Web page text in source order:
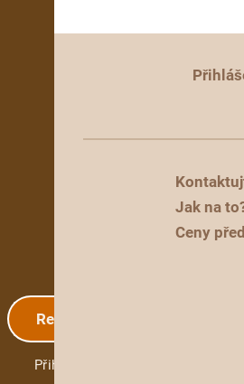
Registrace
Přihlášení
Jak na
Ceny